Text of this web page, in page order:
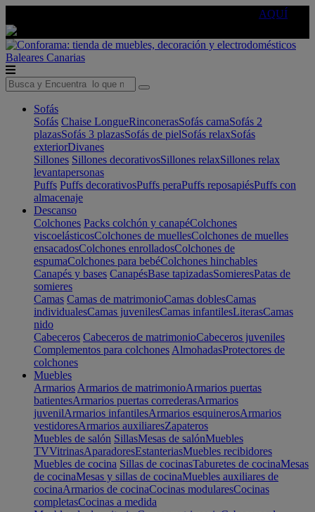
AQUÍ
Baleares Canarias
Sofás
Sofás Chaise LongueRinconerasSofás camaSofás 2
plazasSofás 3 plazasSofás de pielSofás relaxSofás
exteriorDivanes
Sillones Sillones decorativosSillones relaxSillones relax
levantapersonas
Puffs Puffs decorativosPuffs peraPuffs reposapiésPuffs con
almacenaje
Descanso
Colchones Packs colchón y canapéColchones
viscoelásticosColchones de muellesColchones de muelles
ensacadosColchones enrolladosColchones de
espumaColchones para bebéColchones hinchables
Canapés y bases CanapésBase tapizadasSomieresPatas de
somieres
Camas Camas de matrimonioCamas doblesCamas
individualesCamas juvenilesCamas infantilesLiterasCamas
nido
Cabeceros Cabeceros de matrimonioCabeceros juveniles
Complementos para colchones AlmohadasProtectores de
colchones
Muebles
Armarios Armarios de matrimonioArmarios puertas
batientesArmarios puertas correderasArmarios
juvenilArmarios infantilesArmarios esquinerosArmarios
vestidoresArmarios auxiliaresZapateros
Muebles de salón SillasMesas de salónMuebles
TVVitrinasAparadoresEstanteriasMuebles recibidores
Muebles de cocina Sillas de cocinasTaburetes de cocinaMesas
de cocinaMesas y sillas de cocinaMuebles auxiliares de
cocinaArmarios de cocinaCocinas modularesCocinas
completasCocinas a medida